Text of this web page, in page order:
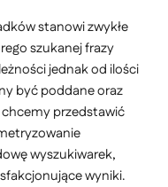
stanowi zwykłe
szukanej frazy
jednak od ilości
być poddane oraz
chcemy przedstawić
wyszukiwarek,
wyniki.